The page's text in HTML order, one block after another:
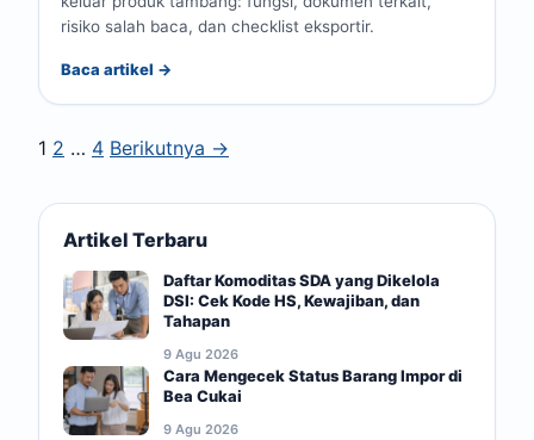
risiko salah baca, dan checklist eksportir.
Baca artikel →
1 2 … 4 Berikutnya →
Artikel Terbaru
Daftar Komoditas SDA yang Dikelola
DSI: Cek Kode HS, Kewajiban, dan
Tahapan
9 Agu 2026
Cara Mengecek Status Barang Impor di
Bea Cukai
9 Agu 2026